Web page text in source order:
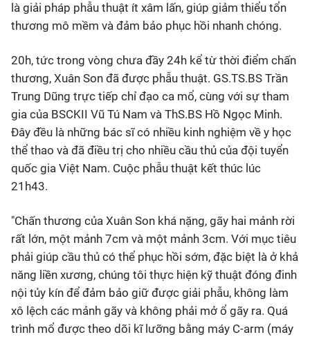
là giải pháp phẫu thuật ít xâm lấn, giúp giảm thiểu tổn
thương mô mềm và đảm bảo phục hồi nhanh chóng.
20h, tức trong vòng chưa đầy 24h kể từ thời điểm chấn
thương, Xuân Son đã được phẫu thuật. GS.TS.BS Trần
Trung Dũng trực tiếp chỉ đạo ca mổ, cùng với sự tham
gia của BSCKII Vũ Tú Nam và ThS.BS Hồ Ngọc Minh.
Đây đều là những bác sĩ có nhiều kinh nghiệm về y học
thể thao và đã điều trị cho nhiều cầu thủ của đội tuyển
quốc gia Việt Nam. Cuộc phẫu thuật kết thúc lúc
21h43.
"Chấn thương của Xuân Son khá nặng, gãy hai mảnh rời
rất lớn, một mảnh 7cm và một mảnh 3cm. Với mục tiêu
phải giúp cầu thủ có thể phục hồi sớm, đặc biệt là ở khả
năng liền xương, chúng tôi thực hiện kỹ thuật đóng đinh
nội tủy kín để đảm bảo giữ được giải phẫu, không làm
xô lệch các mảnh gãy và không phải mở ổ gãy ra. Quá
trình mổ được theo dõi kĩ lưỡng bằng máy C-arm (máy